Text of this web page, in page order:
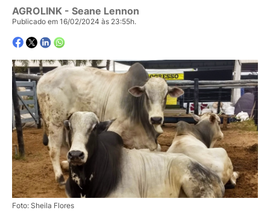
AGROLINK - Seane Lennon
Publicado em 16/02/2024 às 23:55h.
Foto: Sheila Flores